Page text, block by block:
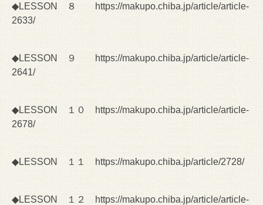
◆LESSON ８
https://makupo.chiba.jp/article/article-
2633/
◆LESSON ９https://makupo.chiba.jp/article/article-
2641/
◆LESSON １０
https://makupo.chiba.jp/article/article-
2678/
◆LESSON １１ https://makupo.chiba.jp/article/2728/
◆LESSON １２https://makupo.chiba.jp/article/article-